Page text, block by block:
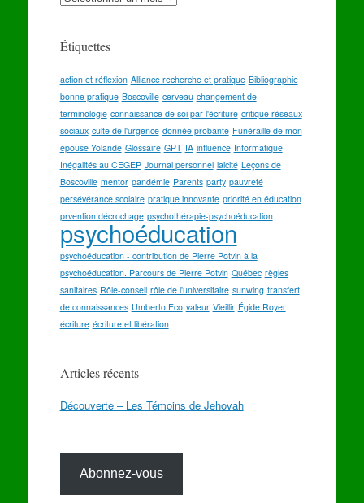
Étiquettes
action et réflexion Alliance recherche et pratique Bibliographie
bonne pratique Boscoville cerveau changement de
terminologie connaissance de soi par l'écriture critique réseaux
sociaux culte de l'urgence donnée probante Funéraille de mon
épouse Yolande Glossaire GPT IA influence Informatique
Inégalités au CEGEP Journal personnel laicité Leçons de
Boscoville mentor pandémie Parents party pauvreté
persévérance scolaire pratique innovante priorité en éducation
prvention décrochage psychothérapie-psychoéducation
psychoéducation
psychoéducation - contribution de Pierre Potvin à la
psychoéducation. Parcours de Pierre Potvin Québec règles
sanitaires Rôle-conseil rôle de l'universitaire sunwing transfert
de connaissances Umberto Eco valeur Vieillir Égide Royer
écriture écriture et libération
Articles récents
Découverte – Les Témoins de Jehovah
Abonnez-vous